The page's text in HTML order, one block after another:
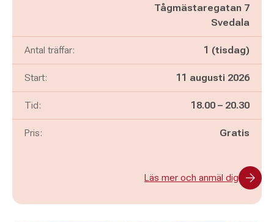
Tågmästaregatan 7
Svedala
Antal träffar: 1 (tisdag)
Start: 11 augusti 2026
Tid: Pågår mellan
18.00 – och
20.30
Pris: Gratis
Läs mer och anmäl dig